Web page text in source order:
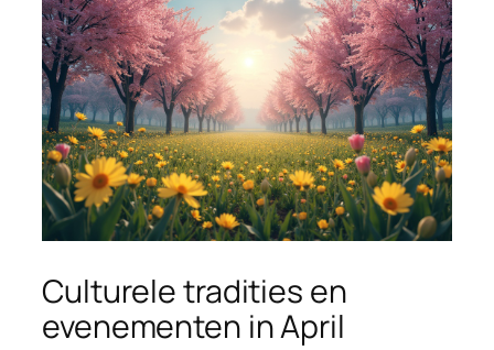
Culturele tradities en
evenementen in April